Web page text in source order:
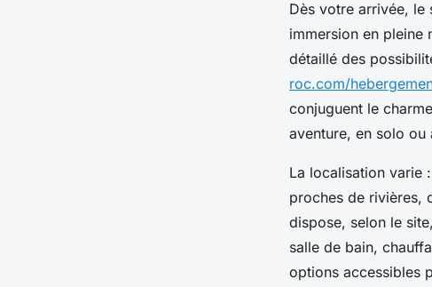
Dès votre arrivée, le
immersion en pleine
détaillé des
roc.com/
conjuguent le
aventure, en solo
La localisation varie
proches de rivières,
dispose, selon le
salle de bain,
options accessibles